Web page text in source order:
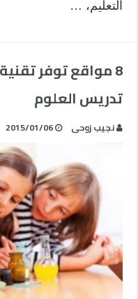
التعليم، …
8 مواقع توفر
تدريس العلوم
نجيب زوحى 2015/01/06